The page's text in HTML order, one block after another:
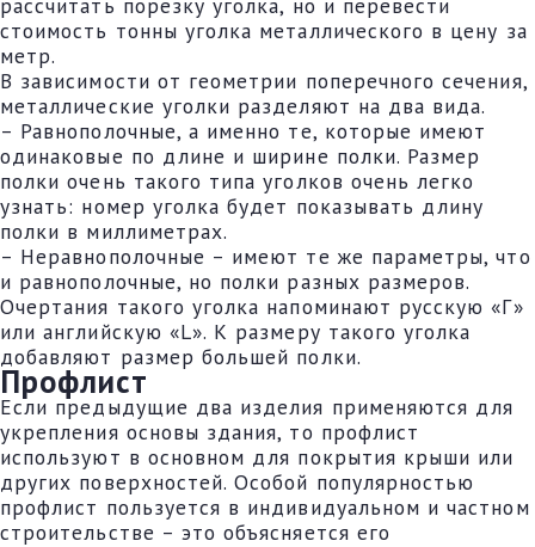
стоимость тонны уголка металлического в цену за
метр.
В зависимости от геометрии поперечного сечения,
металлические уголки разделяют на два вида.
– Равнополочные, а именно те, которые имеют
одинаковые по длине и ширине полки. Размер
полки очень такого типа уголков очень легко
узнать: номер уголка будет показывать длину
полки в миллиметрах.
– Неравнополочные – имеют те же параметры, что
и равнополочные, но полки разных размеров.
Очертания такого уголка напоминают русскую «Г»
или английскую «L». К размеру такого уголка
добавляют размер большей полки.
Профлист
Если предыдущие два изделия применяются для
укрепления основы здания, то профлист
используют в основном для покрытия крыши или
других поверхностей. Особой популярностью
профлист пользуется в индивидуальном и частном
строительстве – это объясняется его